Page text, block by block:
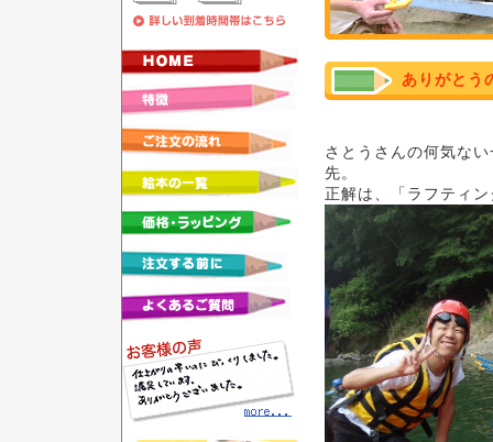
ありがとう
さとうさんの何気な
先。
正解は、「ラフティ